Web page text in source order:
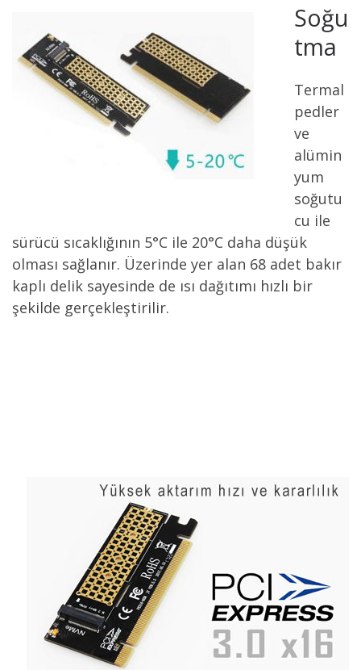
Soğu
tma
Termal
pedler
ve
alümin
yum
soğutu
cu ile
sürücü sıcaklığının 5°C ile 20°C daha düşük
olması sağlanır. Üzerinde yer alan 68 adet bakır
kaplı delik sayesinde de ısı dağıtımı hızlı bir
şekilde gerçekleştirilir.